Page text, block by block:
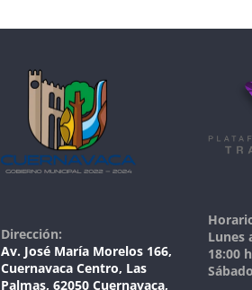
Dirección:
Av. José María Morelos 166,
Cuernavaca Centro, Las
Palmas, 62050 Cuernavaca,
Lunes
18:00